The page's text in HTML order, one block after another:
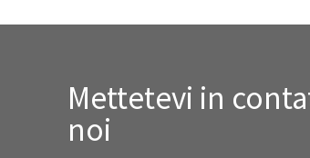
Mettetevi in
noi